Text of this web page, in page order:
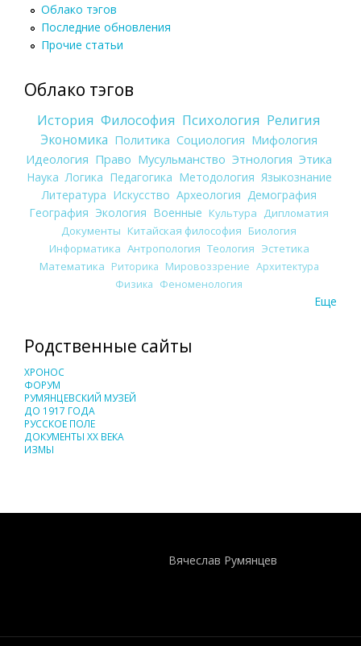
Облако тэгов
Последние обновления
Прочие статьи
Облако тэгов
История Философия Психология Религия
Экономика Политика Социология Мифология
Идеология Право Мусульманство Этнология Этика
Наука Логика Педагогика Методология Языкознание
Литература Искусство Археология Демография
География Экология Военные Культура
Дипломатия
Документы Китайская философия Биология
Информатика Антропология Теология Эстетика
Математика Риторика Мировоззрение Архитектура
Физика Феноменология
Еще
Родственные сайты
ХРОНОС
ФОРУМ
РУМЯНЦЕВСКИЙ МУЗЕЙ
ДО 1917 ГОДА
РУССКОЕ ПОЛЕ
ДОКУМЕНТЫ XX ВЕКА
ИЗМЫ
Вячеслав Румянцев